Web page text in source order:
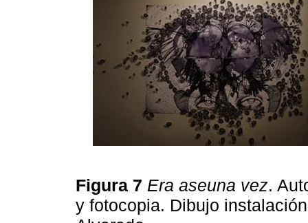
Figura 7 Era aseuna vez.
y fotocopia. Dibujo